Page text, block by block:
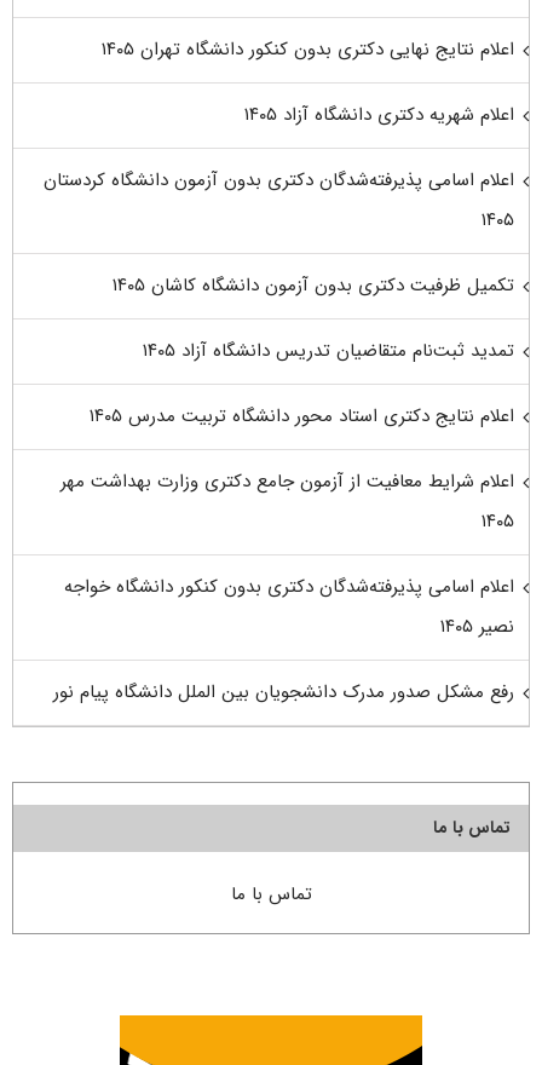
اعلام نتایج نهایی دکتری بدون کنکور دانشگاه تهران ۱۴۰۵
اعلام شهریه دکتری دانشگاه آزاد ۱۴۰۵
اعلام اسامی پذیرفته‌شدگان دکتری بدون آزمون دانشگاه کردستان
۱۴۰۵
تکمیل ظرفیت دکتری بدون آزمون دانشگاه کاشان ۱۴۰۵
تمدید ثبت‌نام متقاضیان تدریس دانشگاه آزاد ۱۴۰۵
اعلام نتایج دکتری استاد محور دانشگاه تربیت مدرس ۱۴۰۵
اعلام شرایط معافیت از آزمون جامع دکتری وزارت بهداشت مهر
۱۴۰۵
اعلام اسامی پذیرفته‌شدگان دکتری بدون کنکور دانشگاه خواجه
نصیر ۱۴۰۵
رفع مشکل صدور مدرک دانشجویان بین الملل دانشگاه پیام نور
تماس با ما
تماس با ما